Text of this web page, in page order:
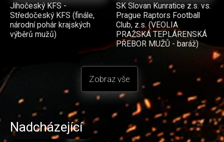
Jihočeský KFS -
Středočeský KFS (finále,
národní pohár krajských
výběrů mužů)
SK Slovan Kunratice z.s. vs.
Prague Raptors Football
Club, z.s. (VEOLIA
PRAŽSKÁ TEPLÁRENSKÁ
PŘEBOR MUŽŮ - baráž)
Zobraz vše
Nadcházející